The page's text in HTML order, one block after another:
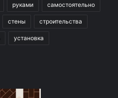
руками самостоятельно
стены строительства
установка